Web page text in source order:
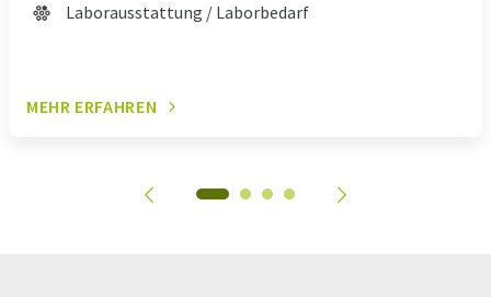
Laborausstattung / Laborbedarf
MEHR ERFAHREN